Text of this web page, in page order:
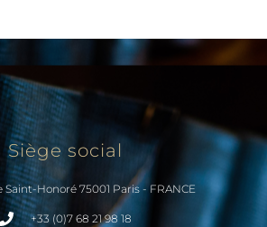
Siège social
Saint-Honoré 75001 Paris - FRANCE
+33 (0)7 68 21 98 18